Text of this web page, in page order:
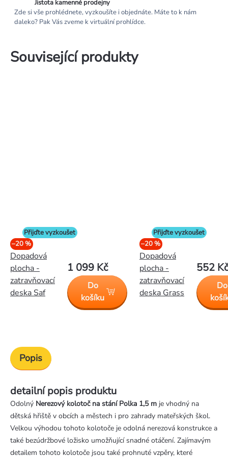
Jistota kamenné prodejny
Zde si vše prohlédnete, vyzkoušíte i objednáte. Máte to k nám
daleko? Pak Vás zveme k virtuální prohlídce.
Související produkty
Přijďte vyzkoušet
–20 %
Dopadová
plocha -
zatravňovací
deska Saf
1 099 Kč
Do
košíku
Přijďte vyzkoušet
–20 %
Dopadová
plocha -
zatravňovací
deska Grass
552 Kč
Do
Popis
detailní popis produktu
Odolný Nerezový kolotoč na stání Polka 1,5 m je vhodný na
dětská hřiště v obcích a městech i pro zahrady mateřských škol.
Velkou výhodou tohoto kolotoče je odolná nerezová konstrukce a
také bezúdržbové ložisko umožňující snadné otáčení. Zajímavým
detailem tohoto kolotoče jsou také prohnuté vzpěry, které